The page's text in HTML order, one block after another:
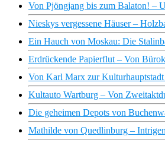
Von Pjöngjang bis zum Balaton! –
Nieskys vergessene Häuser –
Ein Hauch von Moskau: Die
Erdrückende Papierflut – Von
Von Karl Marx zur
Kultauto Wartburg – Von
Die geheimen Depots von
Mathilde von Quedlinburg –